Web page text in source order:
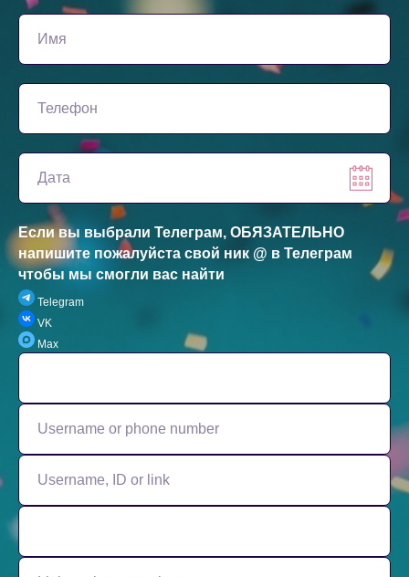
Если вы выбрали Телеграм, ОБЯЗАТЕЛЬНО
напишите пожалуйста свой ник @ в Телеграм
чтобы мы смогли вас найти
Telegram
VK
Max